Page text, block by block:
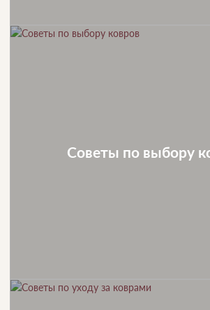
Советы по выбору